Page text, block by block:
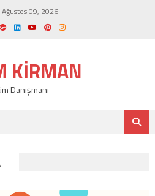
Ağustos 09, 2026
KIRMAN
Danışmanı